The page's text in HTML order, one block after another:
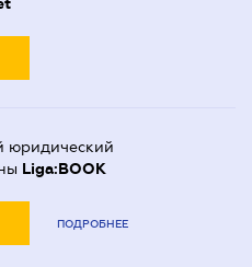
юридический
Liga:BOOK
ПОДРОБНЕЕ